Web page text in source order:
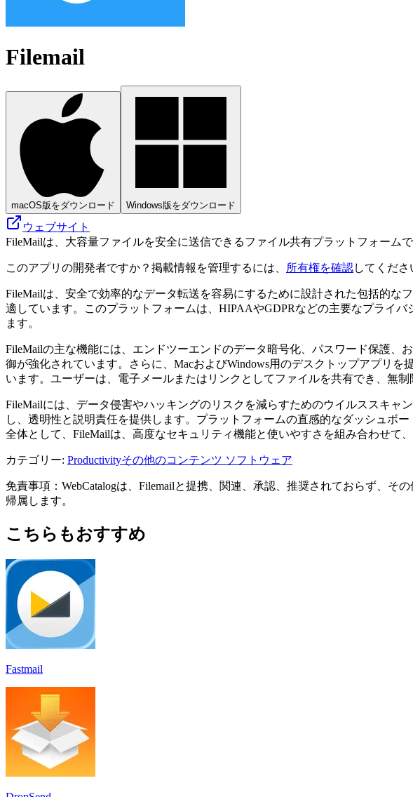
Filemail
macOS版をダウンロード Windows版をダウンロード
ウェブサイト
FileMailは、大容量ファイルを安全に送信できるファイル共有プラットフォーム
このアプリの開発者ですか？掲載情報を管理するには、 所有権を確認してくださ
FileMailは、安全で効率的なデータ転送を容易にするために設計された包括的
適しています。このプラットフォームは、HIPAAやGDPRなどの主要なプライ
ます。
FileMailの主な機能には、エンドツーエンドのデータ暗号化、パスワード保護、
御が強化されています。さらに、MacおよびWindows用のデスクトップアプリ
います。ユーザーは、電子メールまたはリンクとしてファイルを共有でき、無
FileMailには、データ侵害やハッキングのリスクを減らすためのウイルススキ
し、透明性と説明責任を提供します。プラットフォームの直感的なダッシュボ
全体として、FileMailは、高度なセキュリティ機能と使いやすさを組み合わせて
カテゴリー: Productivityその他のコンテンツ ソフトウェア
免責事項：WebCatalogは、Filemailと提携、関連、承認、推奨されておらず、
帰属します。
こちらもおすすめ
Fastmail